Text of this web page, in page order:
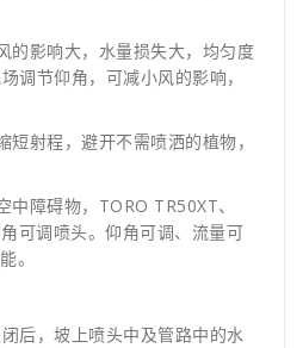
的影响大，水量损失大，均匀度
调节仰角，可减小风的影响，
射程，避开不需喷洒的植物，
障碍物，TORO TR50XT、
可调喷头。仰角可调、流量可
。
后，坡上喷头中及管路中的水